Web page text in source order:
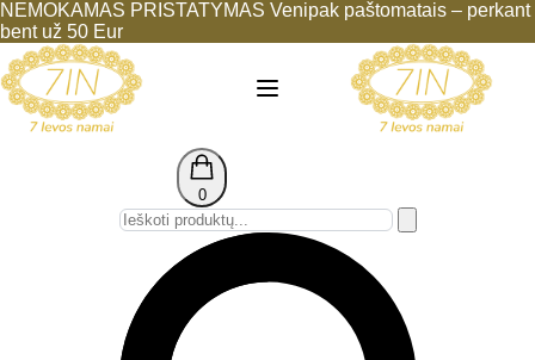
Eiti
prie
turinio
NEMOKAMAS PRISTATYMAS Venipak paštomatais – perkant
bent už 50 Eur
0